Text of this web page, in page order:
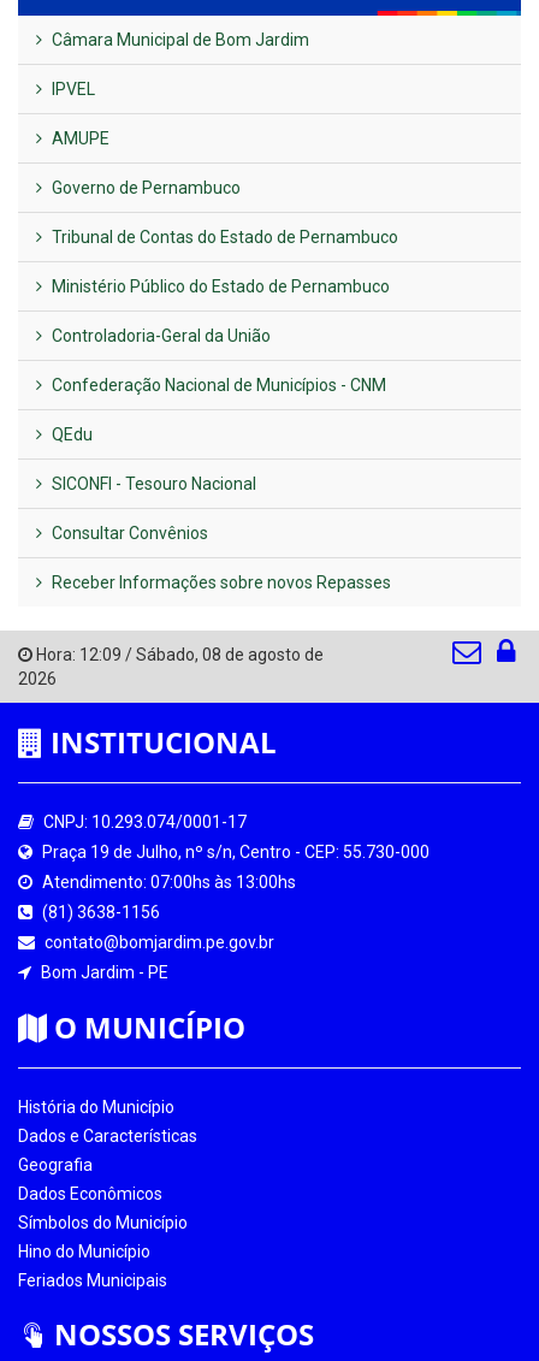
Câmara Municipal de Bom Jardim
IPVEL
AMUPE
Governo de Pernambuco
Tribunal de Contas do Estado de Pernambuco
Ministério Público do Estado de Pernambuco
Controladoria-Geral da União
Confederação Nacional de Municípios - CNM
QEdu
SICONFI - Tesouro Nacional
Consultar Convênios
Receber Informações sobre novos Repasses
Hora: 12:09 /Sábado, 08 de agosto de
2026
INSTITUCIONAL
CNPJ: 10.293.074/0001-17
Praça 19 de Julho, nº s/n, Centro - CEP: 55.730-000
Atendimento: 07:00hs às 13:00hs
(81) 3638-1156
contato@bomjardim.pe.gov.br
Bom Jardim - PE
O MUNICÍPIO
História do Município
Dados e Características
Geografia
Dados Econômicos
Símbolos do Município
Hino do Município
Feriados Municipais
NOSSOS SERVIÇOS